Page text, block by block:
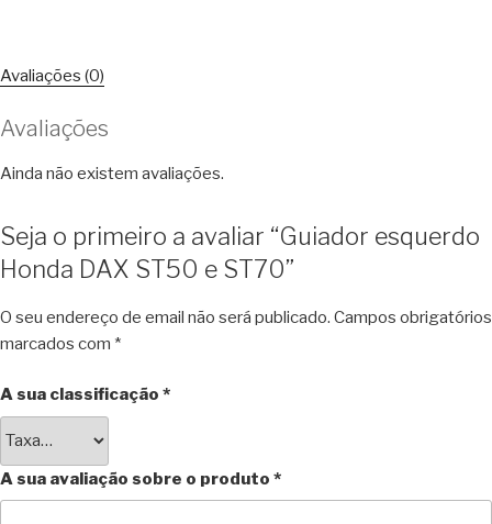
Avaliações (0)
Avaliações
Ainda não existem avaliações.
Seja o primeiro a avaliar “Guiador esquerdo
Honda DAX ST50 e ST70”
O seu endereço de email não será publicado. Campos obrigatórios
marcados com *
A sua classificação *
A sua avaliação sobre o produto *